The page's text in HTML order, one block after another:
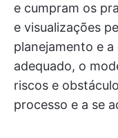
e cumpram os
e visualizações
planejamento e
adequado, o
riscos e
processo e a se